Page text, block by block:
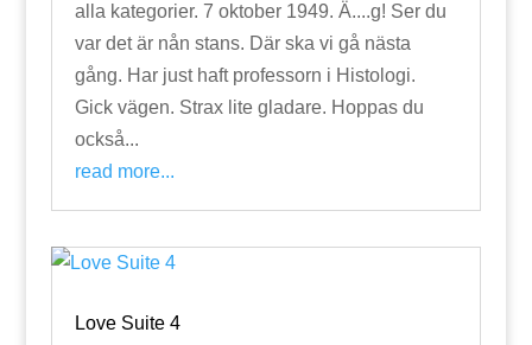
alla kategorier. 7 oktober 1949. Ä....g! Ser du
var det är nån stans. Där ska vi gå nästa
gång. Har just haft professorn i Histologi.
Gick vägen. Strax lite gladare. Hoppas du
också...
read more...
Love Suite 4